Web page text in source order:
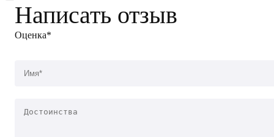
Написать отзыв
Оценка*